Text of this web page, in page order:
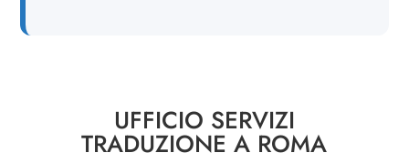
UFFICIO SERVIZI
TRADUZIONE A ROMA